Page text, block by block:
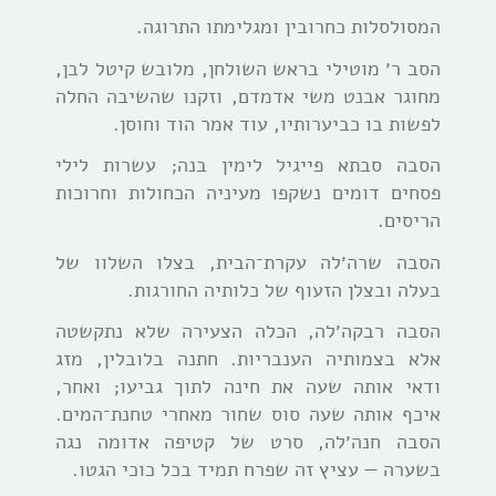
המסולסלות כחרובין ומגלימתו התרוגה.
הסב ר׳ מוטילי בראש השולחן, מלובש קיטל לבן,
מחוגר אבנט משי אדמדם, וזקנו שהשיבה החלה
לפשות בו כביערותיו, עוד אמר הוד וחוסן.
הסבה סבתא פייגיל לימין בנה; עשרות לילי
פסחים דומים נשקפו מעיניה הכחולות וחרוכות
הריסים.
הסבה שרה׳לה עקרת־הבית, בצלו השלוו של
בעלה ובצלן הזעוף של כלותיה החורגות.
הסבה רבקה׳לה, הכלה הצעירה שלא נתקשטה
אלא בצמותיה הענבריות. חתנה בלובלין, מזג
ודאי אותה שעה את חינה לתוך גביעו; ואחר,
איכף אותה שעה סוס שחור מאחרי טחנת־המים.
הסבה חנה׳לה, סרט של קטיפה אדומה נגה
בשערה — עציץ זה שפרח תמיד בכל כוכי הגטו.